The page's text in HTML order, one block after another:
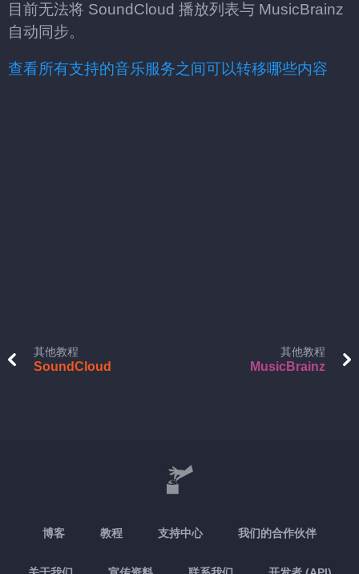
目前无法将 SoundCloud 播放列表与 MusicBrainz
自动同步。
查看所有支持的音乐服务之间可以转移哪些内容
其他教程
SoundCloud
其他教程
MusicBrainz
博客 教程 支持中心 我们的合作伙伴